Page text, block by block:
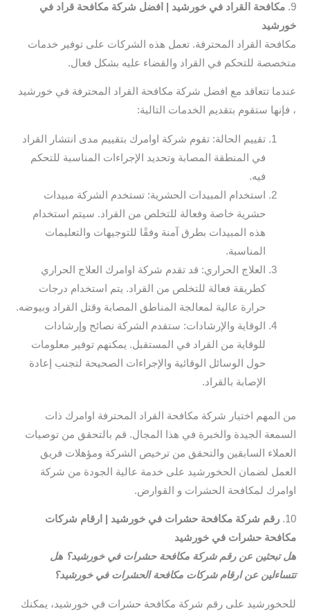
9. مكافحة القراد في خورشيد | افضل شركة مكافحة قراد في
خورشيد
مكافحة القراد المحترفة. تعمل هذه الشركات على توفير خدمات
متخصصة للتحكم في القراد والقضاء عليه بشكل فعال.
عندما تتعاقد مع افضل شركة مكافحة القراد المحترفة في خورشيد
، فإنها ستقوم بتقديم الخدمات التالية:
تقييم الحالة: تقوم شركة اوامرك بتقييم مدى انتشار القراد
في المنطقة المصابة وتحديد الإجراءات المناسبة للتحكم
فيه.
استخدام المبيدات الحشرية: تستخدم الشركة مبيدات
حشرية خاصة وفعالة للتخلص من القراد. سيتم استخدام
هذه المبيدات بطرق آمنة وفقًا للتوجيهات والتعليمات
المناسبة.
العلاج الحراري: قد تقدم شركة اوامرك العلاج الحراري
كطريقة فعالة للتخلص من القراد. يتم استخدام درجات
حرارة عالية لمعالجة المناطق المصابة وقتل القراد وبيوضه.
الوقاية والإرشادات: ستقدم الشركة نصائح وإرشادات
للوقاية من القراد في المستقبل. يمكنهم توفير معلومات
حول الوسائل الوقائية والإجراءات الصحيحة لتجنب إعادة
الإصابة بالقراد.
من المهم اختيار شركة مكافحة القراد المحترفة اوامرك ذات
السمعة الجيدة والخبرة في هذا المجال. قم بالتحقق من توصيات
العملاء السابقين والتحقق من ترخيص الشركة ومؤهلات فريق
العمل لضمان الحخورشيد على خدمة عالية الجودة من شركة
اوامرك لمكافحة الحشرات و القوارض.
10. رقم شركة مكافحة حشرات في خورشيد | ارقام شركات
مكافحة حشرات في خورشيد
هل تبحثين عن رقم شركة مكافحة حشرات في خورشيد؟ هل
تتساءلين عن ارقام شركات مكافحة الحشرات في خورشيد؟
للحخورشيد على رقم شركة مكافحة حشرات في خورشيد، يمكنك